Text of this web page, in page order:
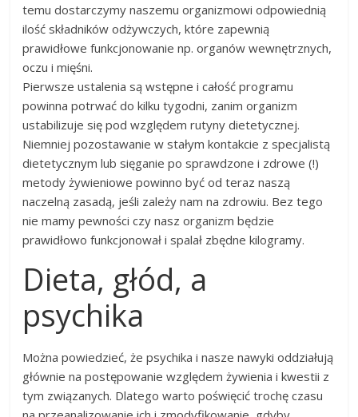
temu dostarczymy naszemu organizmowi odpowiednią
ilość składników odżywczych, które zapewnią
prawidłowe funkcjonowanie np. organów wewnętrznych,
oczu i mięśni.
Pierwsze ustalenia są wstępne i całość programu
powinna potrwać do kilku tygodni, zanim organizm
ustabilizuje się pod względem rutyny dietetycznej.
Niemniej pozostawanie w stałym kontakcie z specjalistą
dietetycznym lub sięganie po sprawdzone i zdrowe (!)
metody żywieniowe powinno być od teraz naszą
naczelną zasadą, jeśli zależy nam na zdrowiu. Bez tego
nie mamy pewności czy nasz organizm będzie
prawidłowo funkcjonował i spalał zbędne kilogramy.
Dieta, głód, a
psychika
Można powiedzieć, że psychika i nasze nawyki oddziałują
głównie na postępowanie względem żywienia i kwestii z
tym związanych. Dlatego warto poświęcić trochę czasu